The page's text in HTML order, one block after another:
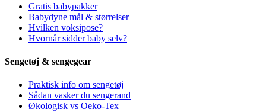
Gratis babypakker
Babydyne mål & størrelser
Hvilken voksipose?
Hvornår sidder baby selv?
Sengetøj & sengegear
Praktisk info om sengetøj
Sådan vasker du sengerand
Økologisk vs Oeko-Tex